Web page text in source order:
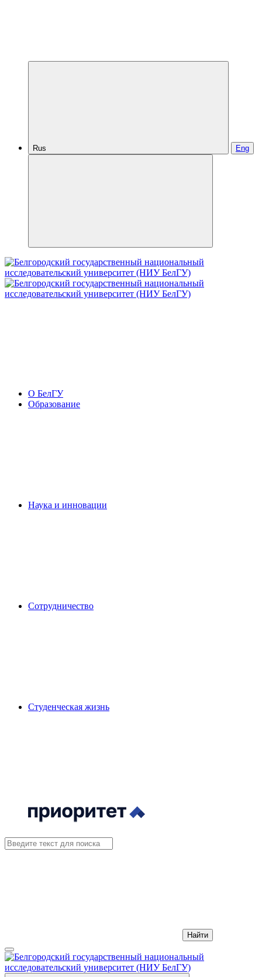
Rus Eng
О БелГУ
Образование
Наука и инновации
Сотрудничество
Студенческая жизнь
Найти